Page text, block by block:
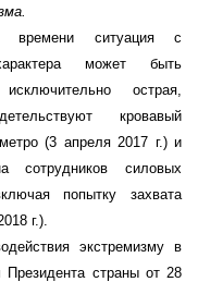
времени ситуация с
может быть
острая,
кровавый
(3 апреля 2017 г.) и
сотрудников силовых
попытку захвата
г.).
экстремизму в
страны от 28